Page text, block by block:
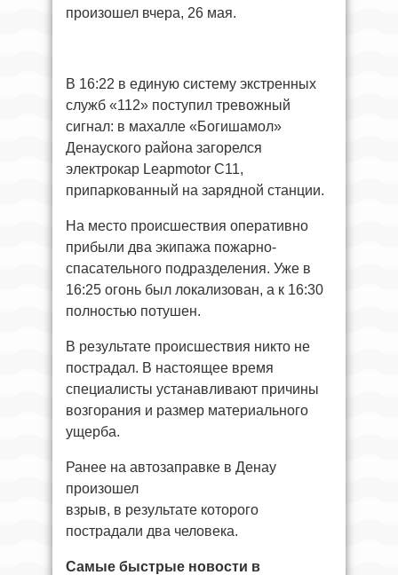
произошел вчера, 26 мая.
В 16:22 в единую систему экстренных
служб «112» поступил тревожный
сигнал: в махалле «Богишамол»
Денауского района загорелся
электрокар Leapmotor C11,
припаркованный на зарядной станции.
На место происшествия оперативно
прибыли два экипажа пожарно-
спасательного подразделения. Уже в
16:25 огонь был локализован, а к 16:30
полностью потушен.
В результате происшествия никто не
пострадал. В настоящее время
специалисты устанавливают причины
возгорания и размер материального
ущерба.
Ранее на автозаправке в Денау
произошел
взрыв, в результате которого
пострадали два человека.
Самые быстрые новости в